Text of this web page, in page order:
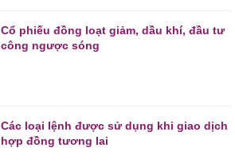
Cổ phiếu đồng loạt giảm, dầu khí, đầu tư
công ngược sóng
Các loại lệnh được sử dụng khi giao dịch
hợp đồng tương lai